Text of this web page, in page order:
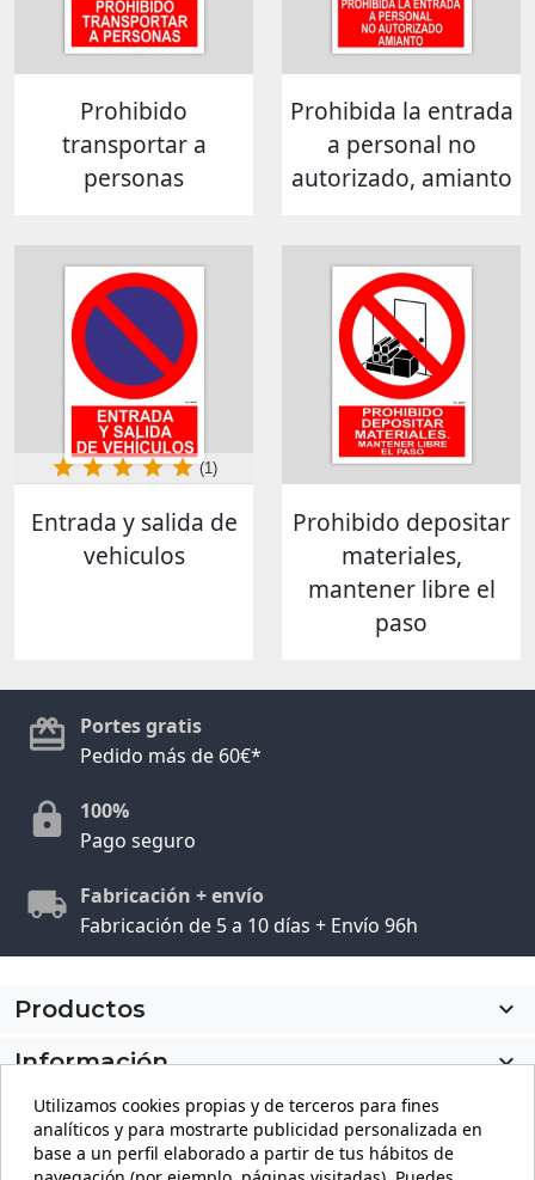
Prohibido
transportar a
personas
Prohibida la entrada
a personal no
autorizado, amianto
Entrada y salida de
vehiculos
(1)
Prohibido depositar
materiales,
mantener libre el
paso
Portes gratis
Pedido más de 60€*
100%
Pago seguro
Fabricación + envío
Fabricación de 5 a 10 días + Envío 96h
Productos

Información

Mi cuenta
Información de la tienda
Utilizamos cookies propias y de terceros para fines
analíticos y para mostrarte publicidad personalizada en
base a un perfil elaborado a partir de tus hábitos de